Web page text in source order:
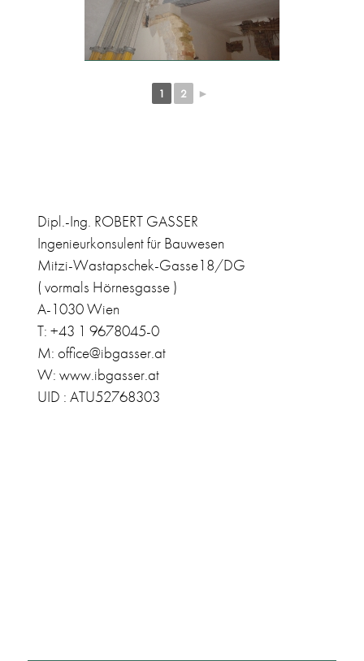
1 2 ►
Dipl.-Ing. ROBERT GASSER
Ingenieurkonsulent für Bauwesen
Mitzi-Wastapschek-Gasse18/DG
( vormals Hörnesgasse )
A-1030 Wien
T: +43 1 9678045-0
M: office@ibgasser.at
W: www.ibgasser.at
UID : ATU52768303